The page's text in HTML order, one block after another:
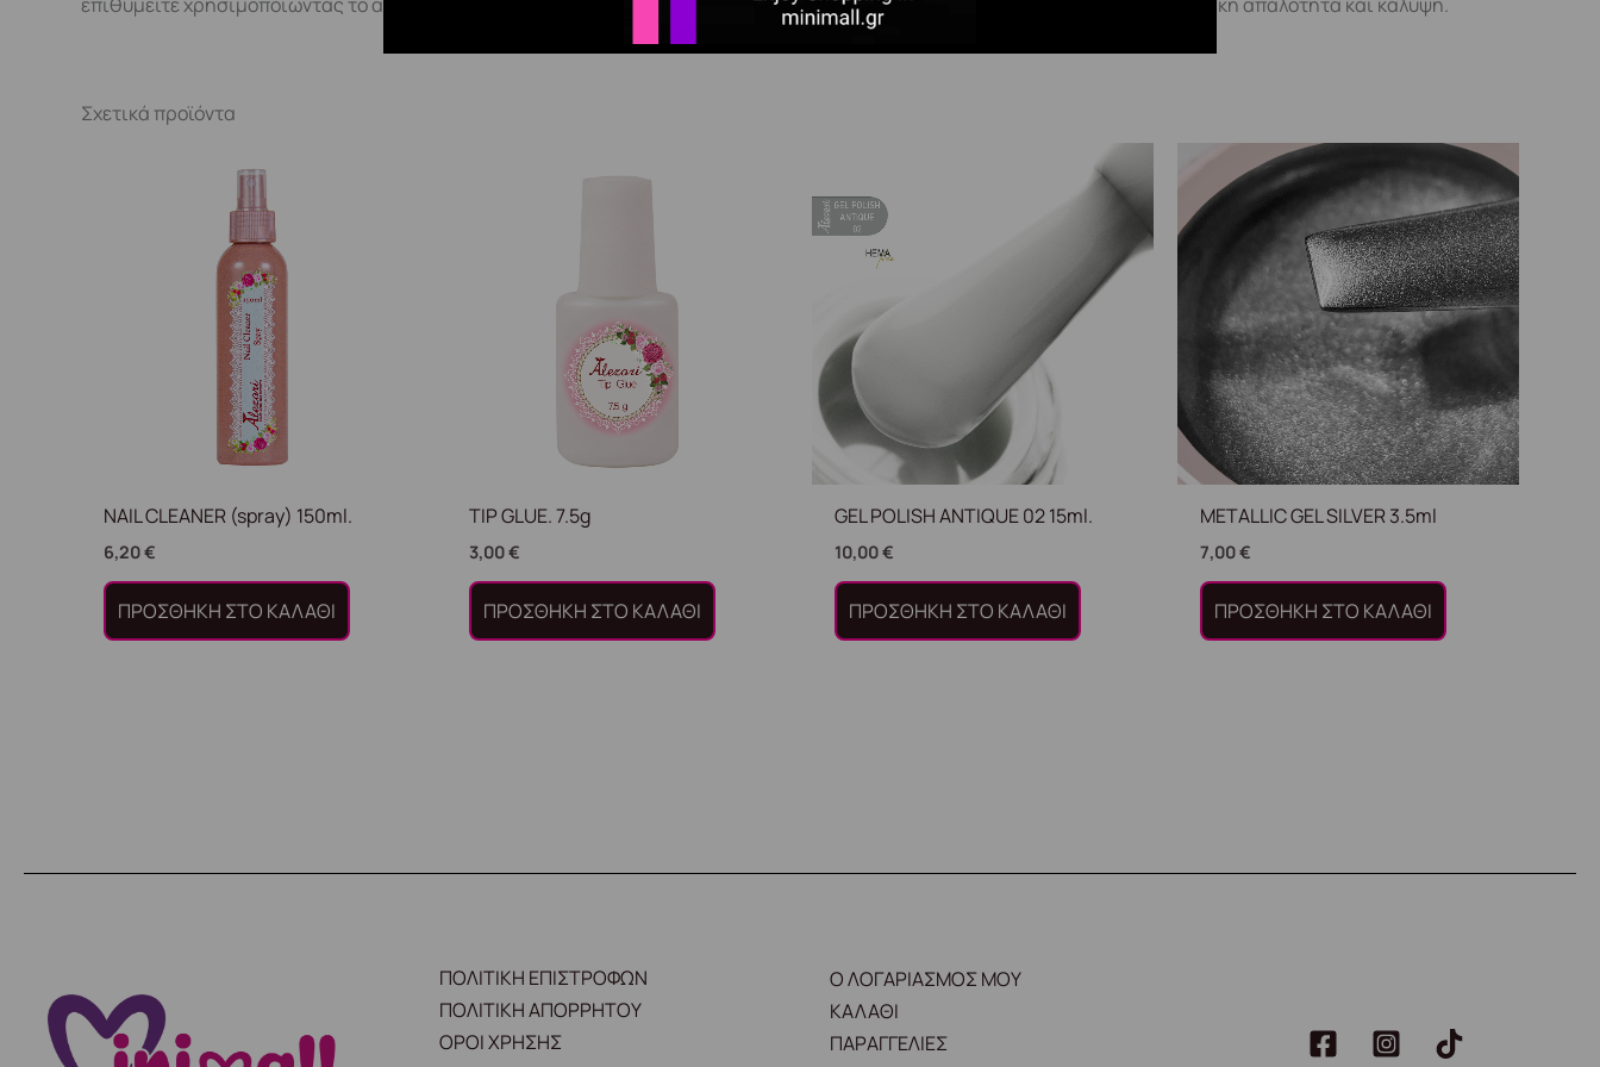
Σχετικά προϊόντα
NAIL CLEANER (spray) 150ml.
6,20€
ΠΡΟΣΘΉΚΗ ΣΤΟ ΚΑΛΆΘΙ
TIP GLUE. 7.5g
3,00€
ΠΡΟΣΘΉΚΗ ΣΤΟ ΚΑΛΆΘΙ
GEL POLISH ANTIQUE 02 15ml.
10,00€
ΠΡΟΣΘΉΚΗ ΣΤΟ ΚΑΛΆΘΙ
METALLIC GEL SILVER 3.5ml
7,00€
ΠΡΟΣΘΉΚΗ ΣΤΟ ΚΑΛΆΘΙ
ΠΟΛΙΤΙΚΗ ΕΠΙΣΤΡΟΦΩΝ
ΠΟΛΙΤΙΚΗ ΑΠΟΡΡΗΤΟΥ
ΟΡΟΙ ΧΡΗΣΗΣ
Ο ΛΟΓΑΡΙΑΣΜΟΣ ΜΟΥ
ΚΑΛΑΘΙ
ΠΑΡΑΓΓΕΛΙΕΣ